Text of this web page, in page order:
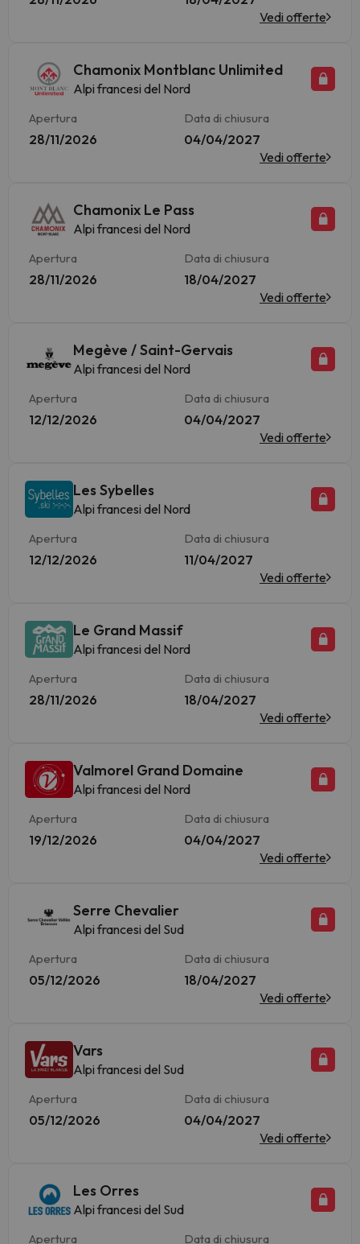
Vedi offerte
Chamonix Montblanc Unlimited
Alpi francesi del Nord
Apertura
28/11/2026
Data di chiusura
04/04/2027
Vedi offerte
Chamonix Le Pass
Alpi francesi del Nord
Apertura
28/11/2026
Data di chiusura
18/04/2027
Vedi offerte
Megève / Saint-Gervais
Alpi francesi del Nord
Apertura
12/12/2026
Data di chiusura
04/04/2027
Vedi offerte
Les Sybelles
Alpi francesi del Nord
Apertura
12/12/2026
Data di chiusura
11/04/2027
Vedi offerte
Le Grand Massif
Alpi francesi del Nord
Apertura
28/11/2026
Data di chiusura
18/04/2027
Vedi offerte
Valmorel Grand Domaine
Alpi francesi del Nord
Apertura
19/12/2026
Data di chiusura
04/04/2027
Vedi offerte
Serre Chevalier
Alpi francesi del Sud
Apertura
05/12/2026
Data di chiusura
18/04/2027
Vedi offerte
Vars
Alpi francesi del Sud
Apertura
05/12/2026
Data di chiusura
04/04/2027
Vedi offerte
Les Orres
Alpi francesi del Sud
Apertura Data di chiusura